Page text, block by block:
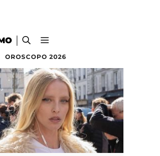
OROSCOPO 2026